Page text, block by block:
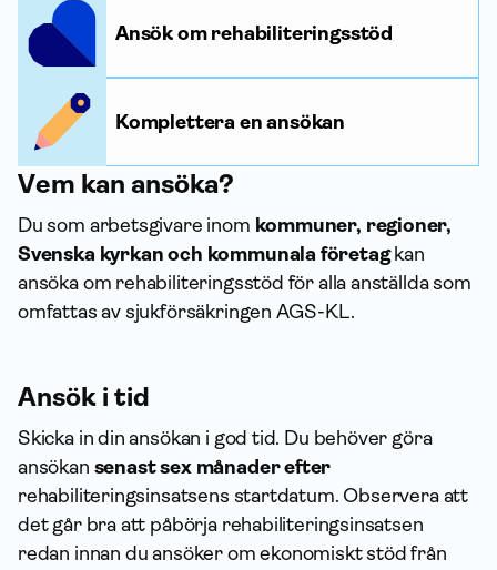
Ansök om rehabiliteringsstöd
Komplettera en ansökan
Vem kan ansöka?
Du som arbetsgivare inom kommuner, regioner,
Svenska kyrkan och kommunala företagkan
ansöka om rehabili­terings­stöd för alla anställda som
omfattas av sjuk­försäkringen AGS-KL.
Ansök i tid
Skicka in din ansökan i god tid. Du behöver göra
ansökan senast sex månader efter
rehabiliteringsinsatsens startdatum. Observera att
det går bra att påbörja rehabiliteringsinsatsen
redan innan du ansöker om ekonomiskt stöd från